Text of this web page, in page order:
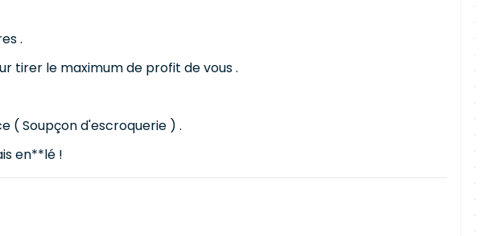
.
tirer le maximum de profit de vous .
( Soupçon d'escroquerie ) .
en**lé !